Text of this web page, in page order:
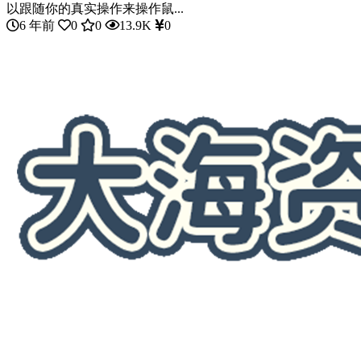
以跟随你的真实操作来操作鼠...
6 年前
0 0 13.9K 0